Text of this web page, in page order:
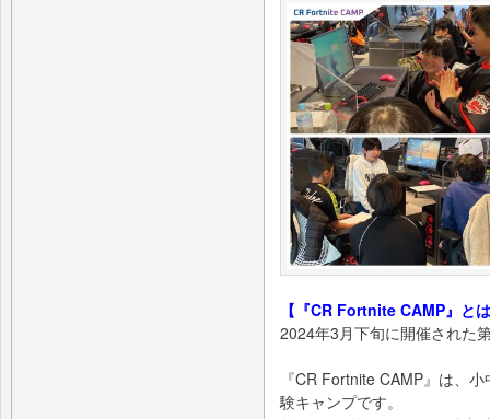
【『CR Fortnite CAMP』と
2024年3月下旬に開催された
『CR Fortnite CAMP』は、
験キャンプです。